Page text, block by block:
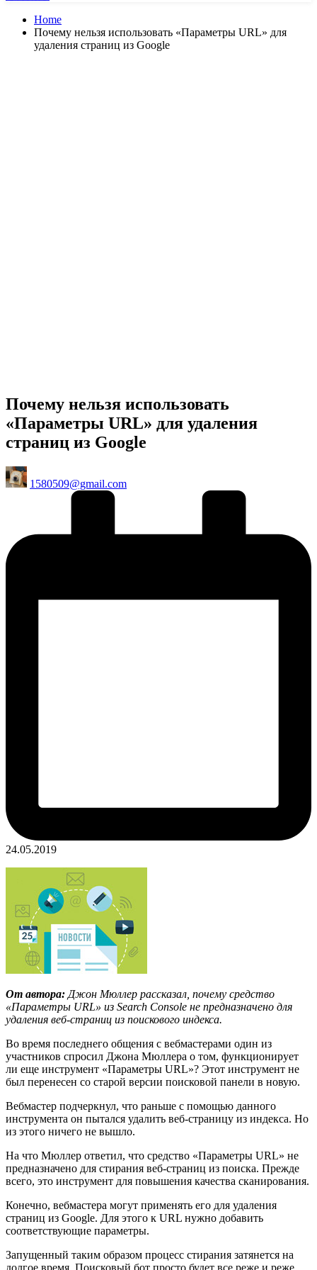
Home
Почему нельзя использовать «Параметры URL» для
удаления страниц из Google
Почему нельзя использовать
«Параметры URL» для удаления
страниц из Google
Posted
by
1580509@gmail.com
24.05.2019
От автора: Джон Мюллер рассказал, почему средство
«Параметры URL» из Search Console не предназначено для
удаления веб-страниц из поискового индекса.
Во время последнего общения с вебмастерами один из
участников спросил Джона Мюллера о том, функционирует
ли еще инструмент «Параметры URL»? Этот инструмент не
был перенесен со старой версии поисковой панели в новую.
Вебмастер подчеркнул, что раньше с помощью данного
инструмента он пытался удалить веб-страницу из индекса. Но
из этого ничего не вышло.
На что Мюллер ответил, что средство «Параметры URL» не
предназначено для стирания веб-страниц из поиска. Прежде
всего, это инструмент для повышения качества сканирования.
Конечно, вебмастера могут применять его для удаления
страниц из Google. Для этого к URL нужно добавить
соответствующие параметры.
Запущенный таким образом процесс стирания затянется на
долгое время. Поисковый бот просто будет все реже и реже